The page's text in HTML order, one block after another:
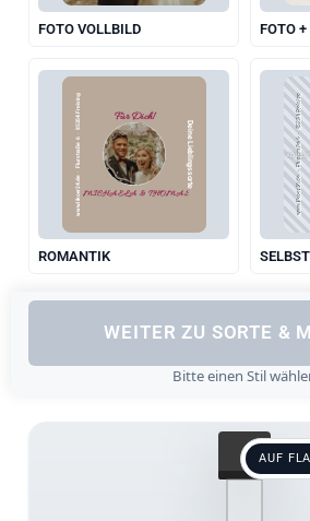
FOTO VOLLBILD FOTO
www.likoer24.de  ·  Flurstraße 6  ·  85354 Freising Für Dich!
MICHAELA & THOMAS
Deine Lieblingssorte
ROMANTIK
www.likoer24.de  ·  Flurstraße 6  ·  85354 Freising
LADE
Bitte einen Stil
WEITER ZU SORTE &
AUF